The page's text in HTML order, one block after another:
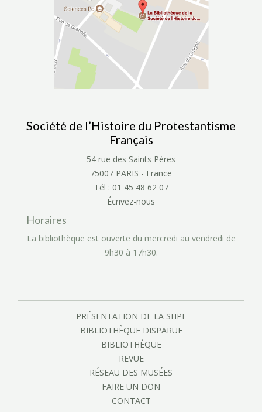
Société de l’Histoire du Protestantisme
Français
54 rue des Saints Pères
75007 PARIS - France
Tél : 01 45 48 62 07
Écrivez-nous
Horaires
La bibliothèque est ouverte du mercredi au vendredi de
9h30 à 17h30.
PRÉSENTATION DE LA SHPF
BIBLIOTHÈQUE DISPARUE
BIBLIOTHÈQUE
REVUE
RÉSEAU DES MUSÉES
FAIRE UN DON
CONTACT